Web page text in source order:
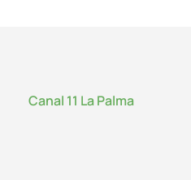
Canal 11 La Palma